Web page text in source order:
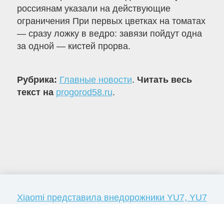
россиянам указали на действующие
ограничения При первых цветках на томатах
— сразу ложку в ведро: завязи пойдут одна
за одной — кистей прорва.
Рубрика: Главные новости. Читать весь
текст на progorod58.ru.
Xiaomi представила внедорожники YU7, YU7